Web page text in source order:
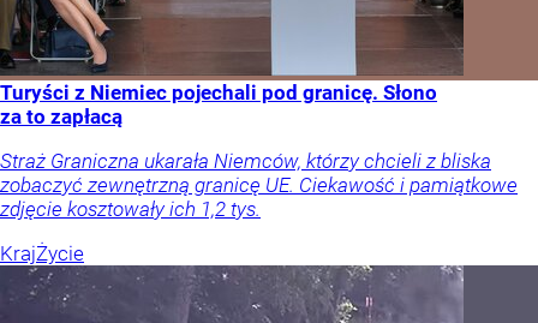
Turyści z Niemiec pojechali pod granicę. Słono
za to zapłacą
Straż Graniczna ukarała Niemców, którzy chcieli z bliska
zobaczyć zewnętrzną granicę UE. Ciekawość i pamiątkowe
zdjęcie kosztowały ich 1,2 tys.
KrajŻycie